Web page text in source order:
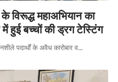
विरूद्ध महाअभियान का
हुई बच्चों की ड्रग टेस्टिंग
पदार्थों के अवैध कारोबार व…